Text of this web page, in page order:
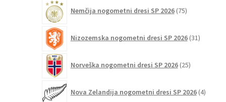
Nemčija nogometni dresi SP 2026 75izdelkov
Nizozemska nogometni dresi SP 2026 31izdelkov
Norveška nogometni dresi SP 2026 25izdelkov
Nova Zelandija nogometni dresi SP 2026 4izdelki